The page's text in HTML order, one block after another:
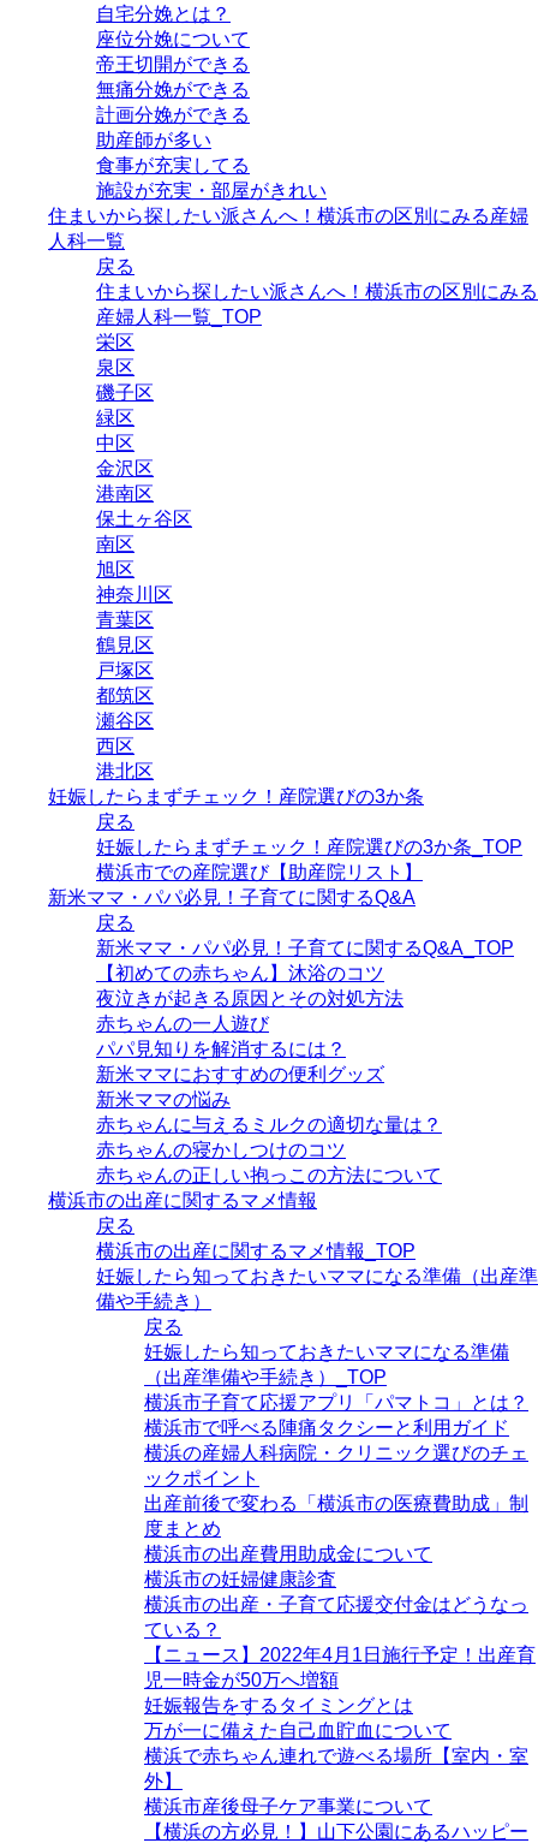
自宅分娩とは？
座位分娩について
帝王切開ができる
無痛分娩ができる
計画分娩ができる
助産師が多い
食事が充実してる
施設が充実・部屋がきれい
住まいから探したい派さんへ！横浜市の区別にみる産婦
人科一覧
戻る
住まいから探したい派さんへ！横浜市の区別にみる
産婦人科一覧_TOP
栄区
泉区
磯子区
緑区
中区
金沢区
港南区
保土ヶ谷区
南区
旭区
神奈川区
青葉区
鶴見区
戸塚区
都筑区
瀬谷区
西区
港北区
妊娠したらまずチェック！産院選びの3か条
戻る
妊娠したらまずチェック！産院選びの3か条_TOP
横浜市での産院選び【助産院リスト】
新米ママ・パパ必見！子育てに関するQ&A
戻る
新米ママ・パパ必見！子育てに関するQ&A_TOP
【初めての赤ちゃん】沐浴のコツ
夜泣きが起きる原因とその対処方法
赤ちゃんの一人遊び
パパ見知りを解消するには？
新米ママにおすすめの便利グッズ
新米ママの悩み
赤ちゃんに与えるミルクの適切な量は？
赤ちゃんの寝かしつけのコツ
赤ちゃんの正しい抱っこの方法について
横浜市の出産に関するマメ情報
戻る
横浜市の出産に関するマメ情報_TOP
妊娠したら知っておきたいママになる準備（出産準
備や手続き）
戻る
妊娠したら知っておきたいママになる準備
（出産準備や手続き）_TOP
横浜市子育て応援アプリ「パマトコ」とは？
横浜市で呼べる陣痛タクシーと利用ガイド
横浜の産婦人科病院・クリニック選びのチェ
ックポイント
出産前後で変わる「横浜市の医療費助成」制
度まとめ
横浜市の出産費用助成金について
横浜市の妊婦健康診査
横浜市の出産・子育て応援交付金はどうなっ
ている？
【ニュース】2022年4月1日施行予定！出産育
児一時金が50万へ増額
妊娠報告をするタイミングとは
万が一に備えた自己血貯血について
横浜で赤ちゃん連れで遊べる場所【室内・室
外】
横浜市産後母子ケア事業について
【横浜の方必見！】山下公園にあるハッピー